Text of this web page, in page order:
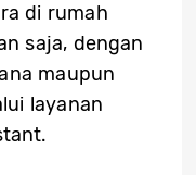
di rumah
saja, dengan
maupun
layanan